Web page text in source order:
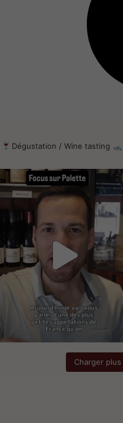
Dégustation / Wine tasting 🛥
Charger plus